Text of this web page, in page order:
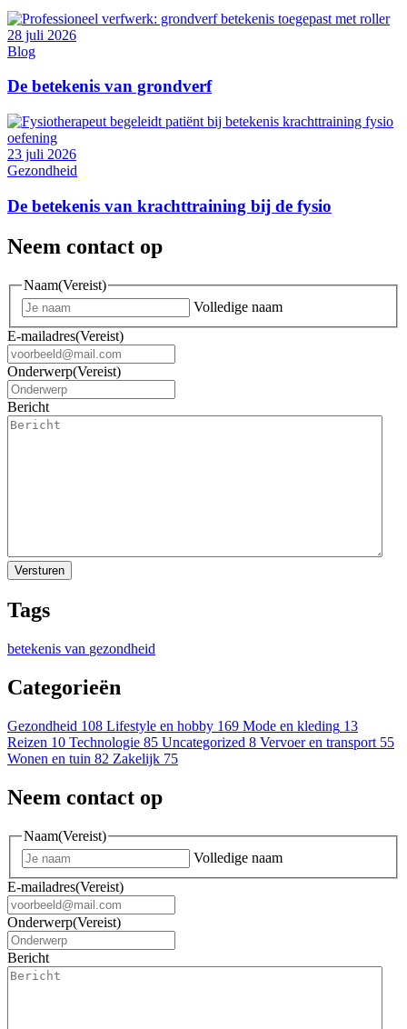
28 juli 2026
Blog
De betekenis van grondverf
23 juli 2026
Gezondheid
De betekenis van krachttraining bij de fysio
Neem contact op
Naam(Vereist)
Volledige naam
E-mailadres(Vereist)
Onderwerp(Vereist)
Bericht
Tags
betekenis van gezondheid
Categorieën
Gezondheid 108 Lifestyle en hobby 169 Mode en kleding 13
Reizen 10 Technologie 85 Uncategorized 8 Vervoer en transport 55
Wonen en tuin 82 Zakelijk 75
Neem contact op
Naam(Vereist)
Volledige naam
E-mailadres(Vereist)
Onderwerp(Vereist)
Bericht